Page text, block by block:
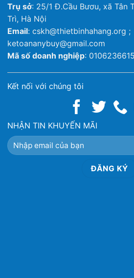
Trụ sở: 25/1 Đ.Cầu Bươu, xã Tân
Trì, Hà Nội
Email: cskh@thietbinhahang.org ;
ketoananybuy@gmail.com
Mã số doanh nghiệp: 0106236615
Kết nối với chúng tôi
NHẬN TIN KHUYẾN MÃI